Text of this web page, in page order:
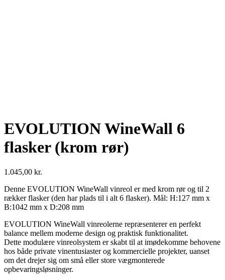
EVOLUTION WineWall 6
flasker (krom rør)
1.045,00 kr.
Denne EVOLUTION WineWall vinreol er med krom rør og til 2
rækker flasker (den har plads til i alt 6 flasker). Mål: H:127 mm x
B:1042 mm x D:208 mm
EVOLUTION WineWall vinreolerne repræsenterer en perfekt
balance mellem moderne design og praktisk funktionalitet.
Dette modulære vinreolsystem er skabt til at imødekomme behovene
hos både private vinentusiaster og kommercielle projekter, uanset
om det drejer sig om små eller store vægmonterede
opbevaringsløsninger.